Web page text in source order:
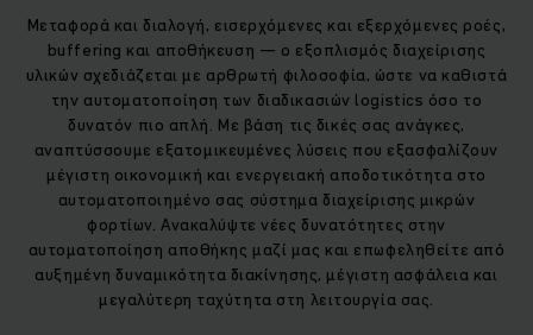
Μεταφορά και διαλογή, εισερχόμενες και εξερχόμενες ροές,
buffering και αποθήκευση — ο εξοπλισμός διαχείρισης
υλικών σχεδιάζεται με αρθρωτή φιλοσοφία, ώστε να καθιστά
την αυτοματοποίηση των διαδικασιών logistics όσο το
δυνατόν πιο απλή. Με βάση τις δικές σας ανάγκες,
αναπτύσσουμε εξατομικευμένες λύσεις που εξασφαλίζουν
μέγιστη οικονομική και ενεργειακή αποδοτικότητα στο
αυτοματοποιημένο σας σύστημα διαχείρισης μικρών
φορτίων. Ανακαλύψτε νέες δυνατότητες στην
αυτοματοποίηση αποθήκης μαζί μας και επωφεληθείτε από
αυξημένη δυναμικότητα διακίνησης, μέγιστη ασφάλεια και
μεγαλύτερη ταχύτητα στη λειτουργία σας.